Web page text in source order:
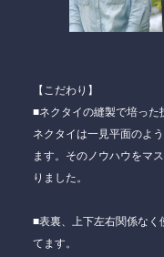
【こだわり】
■ネクタイの縫製で培った
ネクタイは一見平面のよ
ます。そのノウハウをマ
りました。
■表裏、上下左右関係なく
てます。